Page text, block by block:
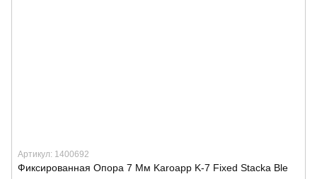
Артикул: 1400692
Фиксированная Опора 7 Мм Karoapp K-7 Fixed Stacka Ble